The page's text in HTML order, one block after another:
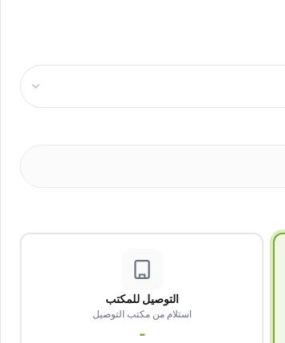
التوصيل للمكتب
استلام من مكتب التوصيل
-